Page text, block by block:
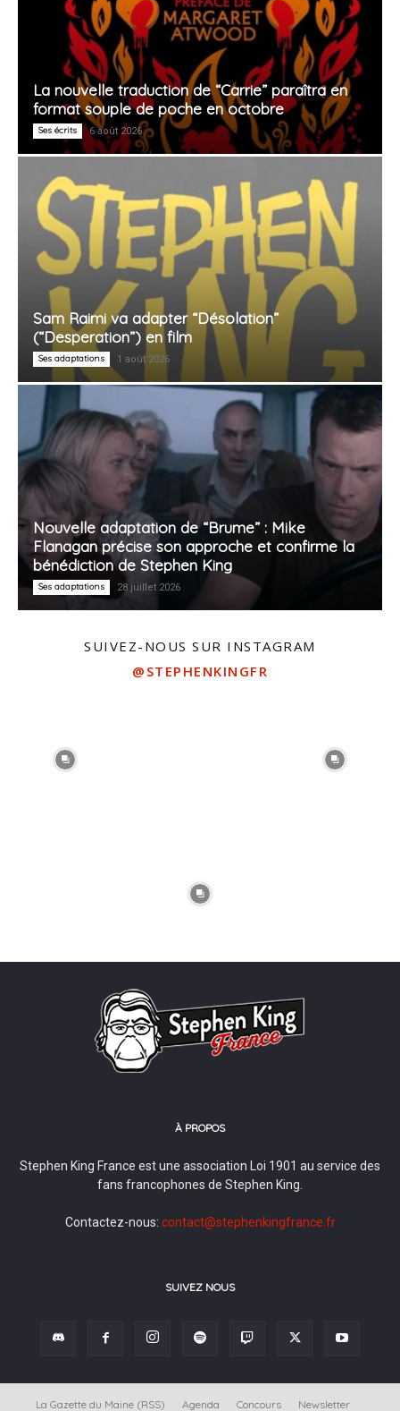
La nouvelle traduction de “Carrie” paraîtra en
format souple de poche en octobre
Ses écrits 6 août 2026
Sam Raimi va adapter “Désolation”
(“Desperation”) en film
Ses adaptations 1 août 2026
Nouvelle adaptation de “Brume” : Mike
Flanagan précise son approche et confirme la
bénédiction de Stephen King
Ses adaptations 28 juillet 2026
SUIVEZ-NOUS SUR INSTAGRAM
@STEPHENKINGFR
À PROPOS
Stephen King France est une association Loi 1901 au service des
fans francophones de Stephen King.
Contactez-nous: contact@stephenkingfrance.fr
SUIVEZ NOUS
La Gazette du Maine (RSS) Agenda Concours Newsletter